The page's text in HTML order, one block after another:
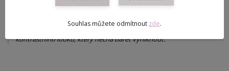
řetízkem (jako na fotografii) pro dosažení sofistikovaného a
kontrastního looku, který nechá baret vyniknout.
Souhlas můžete odmítnout zde.